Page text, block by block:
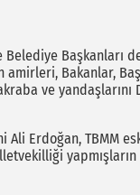
Başkanları
amirleri, Bakanlar,
ve yandaşlarını
Erdoğan, TBMM